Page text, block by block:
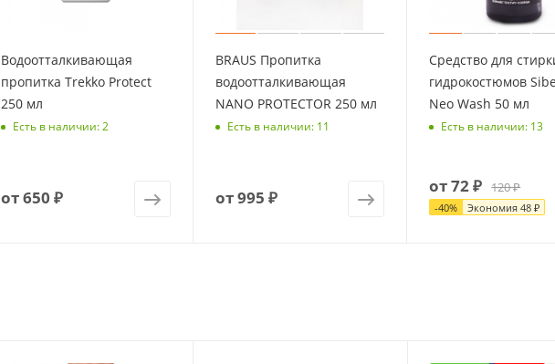
Водоотталкивающая
пропитка Trekko Protect
250 мл
Есть в наличии: 2
от650 ₽
BRAUS Пропитка
водоотталкивающая
NANO PROTECTOR 250 мл
Есть в наличии: 11
от995 ₽
Средство для
гидрокостюмов
Neo Wash 50 мл
Есть в наличии: 13
от72 ₽ 120 ₽
-40% Экономия48 ₽